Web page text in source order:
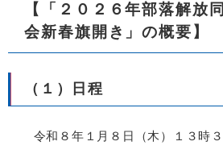
【「２０２６年部落解放
会新春旗開き」の概要】
（１）日程
令和８年１月８日（木）１３時３